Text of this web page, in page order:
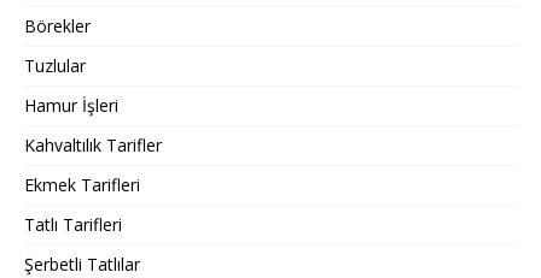
Börekler
Tuzlular
Hamur İşleri
Kahvaltılık Tarifler
Ekmek Tarifleri
Tatlı Tarifleri
Şerbetli Tatlılar